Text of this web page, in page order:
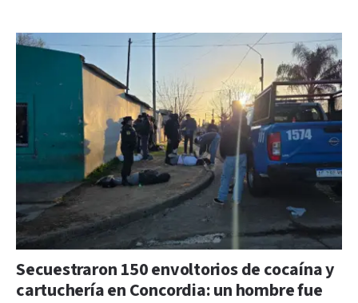
Secuestraron 150 envoltorios de cocaína y
cartuchería en Concordia: un hombre fue